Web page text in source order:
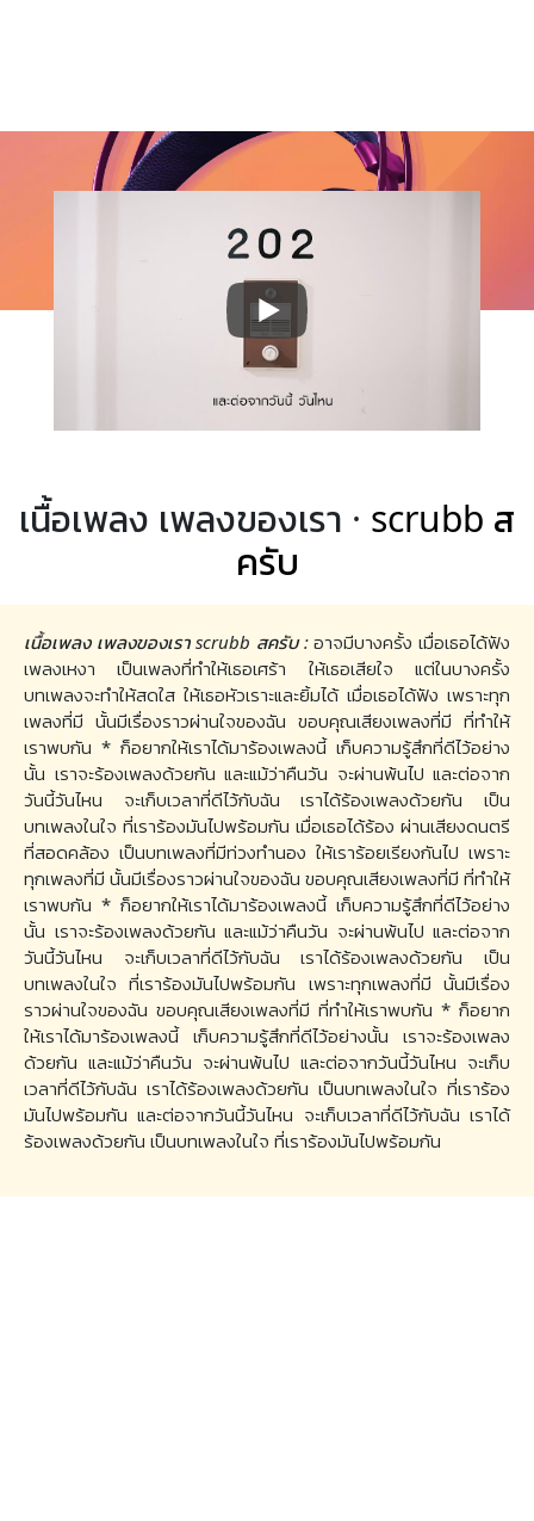
เนื้อเพลง เพลงของเรา · scrubb ส
ครับ
เนื้อเพลง เพลงของเรา scrubb สครับ :อาจมีบางครั้ง เมื่อเธอได้ฟัง
เพลงเหงา เป็นเพลงที่ทำให้เธอเศร้า ให้เธอเสียใจ แต่ในบางครั้ง
บทเพลงจะทำให้สดใส ให้เธอหัวเราะและยิ้มได้ เมื่อเธอได้ฟัง เพราะทุก
เพลงที่มี นั้นมีเรื่องราวผ่านใจของฉัน ขอบคุณเสียงเพลงที่มี ที่ทำให้
เราพบกัน * ก็อยากให้เราได้มาร้องเพลงนี้ เก็บความรู้สึกที่ดีไว้อย่าง
นั้น เราจะร้องเพลงด้วยกัน และแม้ว่าคืนวัน จะผ่านพ้นไป และต่อจาก
วันนี้วันไหน จะเก็บเวลาที่ดีไว้กับฉัน เราได้ร้องเพลงด้วยกัน เป็น
บทเพลงในใจ ที่เราร้องมันไปพร้อมกัน เมื่อเธอได้ร้อง ผ่านเสียงดนตรี
ที่สอดคล้อง เป็นบทเพลงที่มีท่วงทำนอง ให้เราร้อยเรียงกันไป เพราะ
ทุกเพลงที่มี นั้นมีเรื่องราวผ่านใจของฉัน ขอบคุณเสียงเพลงที่มี ที่ทำให้
เราพบกัน * ก็อยากให้เราได้มาร้องเพลงนี้ เก็บความรู้สึกที่ดีไว้อย่าง
นั้น เราจะร้องเพลงด้วยกัน และแม้ว่าคืนวัน จะผ่านพ้นไป และต่อจาก
วันนี้วันไหน จะเก็บเวลาที่ดีไว้กับฉัน เราได้ร้องเพลงด้วยกัน เป็น
บทเพลงในใจ ที่เราร้องมันไปพร้อมกัน เพราะทุกเพลงที่มี นั้นมีเรื่อง
ราวผ่านใจของฉัน ขอบคุณเสียงเพลงที่มี ที่ทำให้เราพบกัน * ก็อยาก
ให้เราได้มาร้องเพลงนี้ เก็บความรู้สึกที่ดีไว้อย่างนั้น เราจะร้องเพลง
ด้วยกัน และแม้ว่าคืนวัน จะผ่านพ้นไป และต่อจากวันนี้วันไหน จะเก็บ
เวลาที่ดีไว้กับฉัน เราได้ร้องเพลงด้วยกัน เป็นบทเพลงในใจ ที่เราร้อง
มันไปพร้อมกัน และต่อจากวันนี้วันไหน จะเก็บเวลาที่ดีไว้กับฉัน เราได้
ร้องเพลงด้วยกัน เป็นบทเพลงในใจ ที่เราร้องมันไปพร้อมกัน